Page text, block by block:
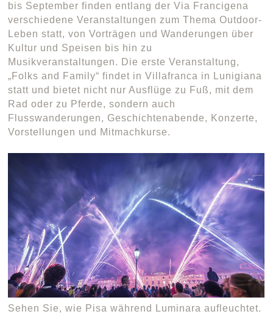
bis September finden entlang der Via Francigena
verschiedene Veranstaltungen zum Thema Outdoor-
Leben statt, von Vorträgen und Wanderungen über
Kultur und Speisen bis hin zu
Musikveranstaltungen. Die erste Veranstaltung,
„Folks and Family“ findet in Villafranca in Lunigiana
statt und bietet nicht nur Ausflüge zu Fuß, mit dem
Rad oder zu Pferde, sondern auch
Flusswanderungen, Geschichtenabende, Konzerte,
Vorstellungen und Mitmachkurse.
Sehen Sie, wie Pisa während Luminara aufleuchtet.